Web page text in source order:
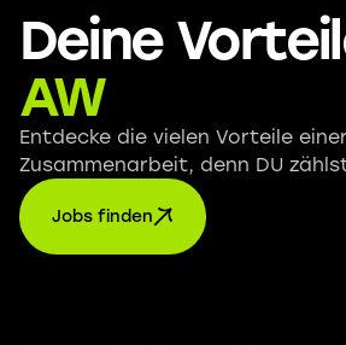
Deine
AW
Entdecke die vielen Vorteile einer
Zusammenarbeit, denn DU
Jobs finden